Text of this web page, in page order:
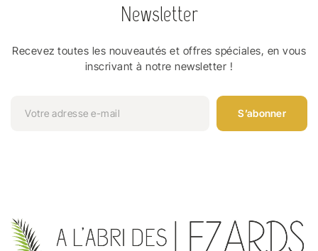
Newsletter
Recevez toutes les nouveautés et offres spéciales, en vous
inscrivant à notre newsletter !
S’abonner